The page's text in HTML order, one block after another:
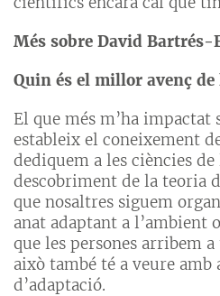
Més sobre David Bartrés-
Quin és el millor avenç
El que més m’ha impactat
estableix el coneixement
dediquem a les ciències
descobriment de la teoria
que nosaltres siguem
anat adaptant a l’ambient
que les persones arribem a
això també té a veure amb
d’adaptació.